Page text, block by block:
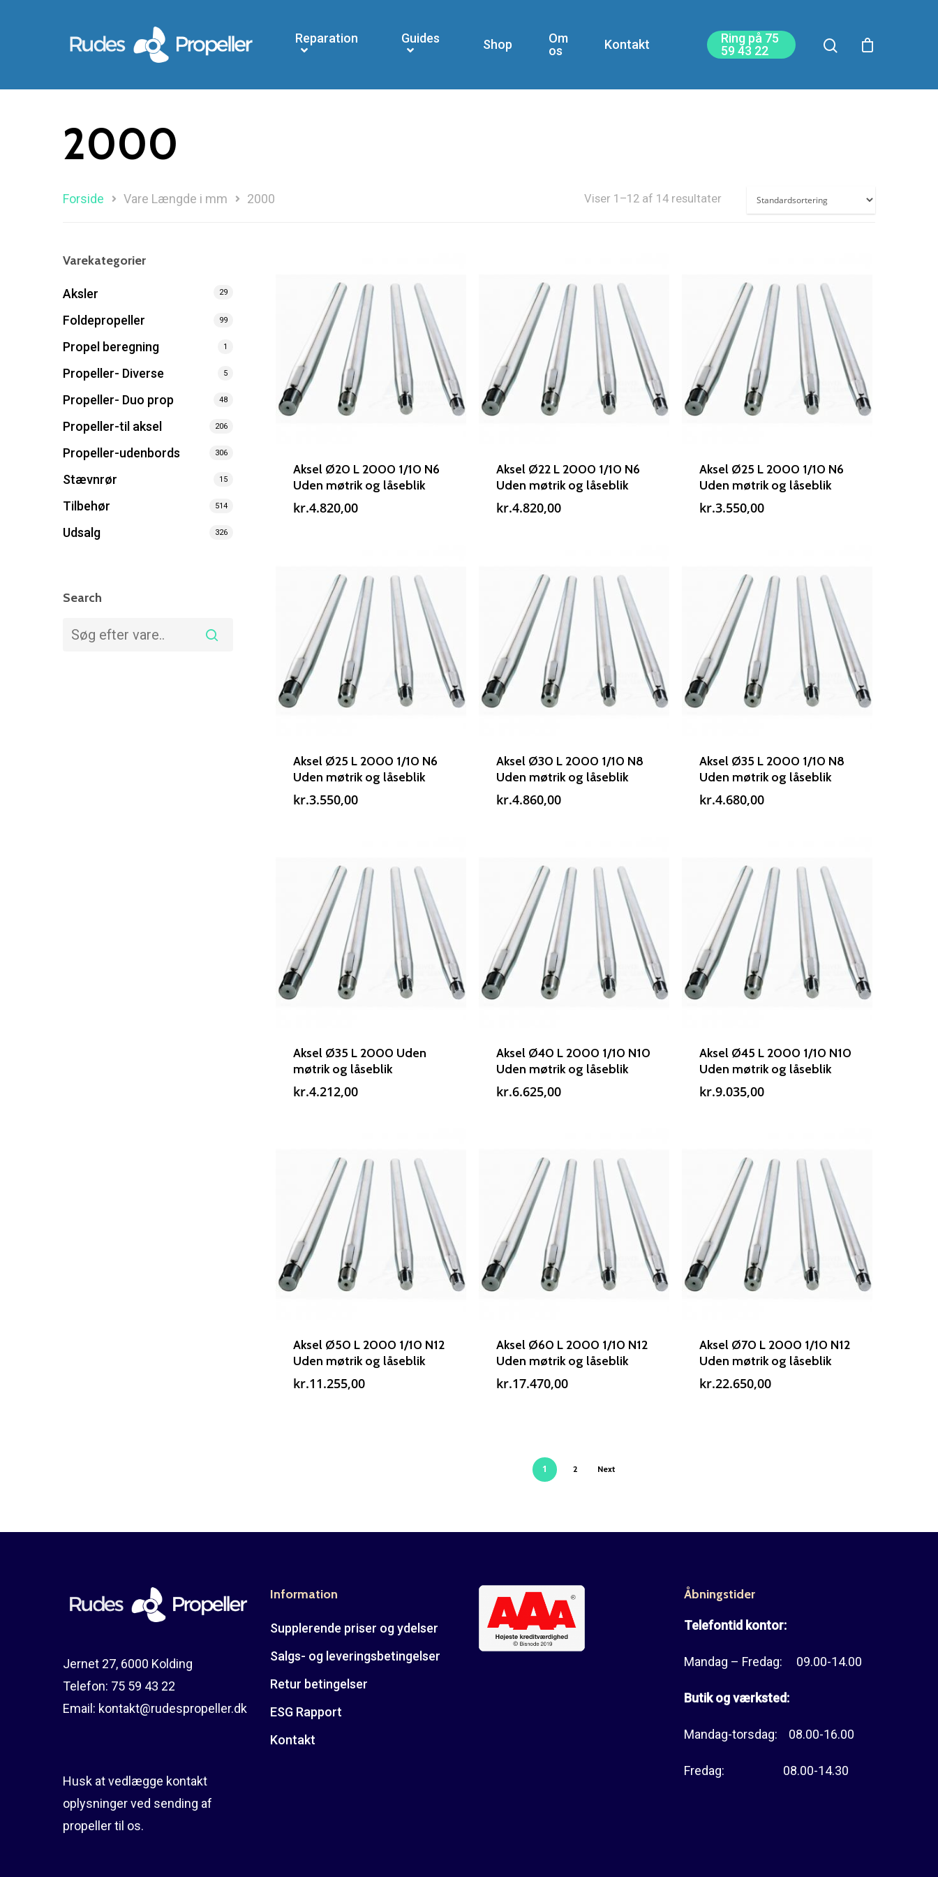
Søg efter et produkt, og tryk på enter
Reparation Guides Shop
Om
os
Kontakt
Ring på 75
59 43 22
2000
Viser 1–12 af 14 resultater
Forside Vare Længde i mm 2000
Varekategorier
Aksler 29
Foldepropeller 99
Propel beregning 1
Propeller- Diverse 5
Propeller- Duo prop 48
Propeller-til aksel 206
Propeller-udenbords 306
Stævnrør 15
Tilbehør 514
Udsalg 326
Search
Aksel Ø20 L 2000 1/10 N6
Uden møtrik og låseblik
kr.4.820,00
Aksel Ø22 L 2000 1/10 N6
Uden møtrik og låseblik
kr.4.820,00
Aksel Ø25 L 2000 1/10 N6
Uden møtrik og låseblik
kr.3.550,00
Aksel Ø25 L 2000 1/10 N6
Uden møtrik og låseblik
kr.3.550,00
Aksel Ø30 L 2000 1/10 N8
Uden møtrik og låseblik
kr.4.860,00
Aksel Ø35 L 2000 1/10 N8
Uden møtrik og låseblik
kr.4.680,00
Aksel Ø35 L 2000 Uden
møtrik og låseblik
kr.4.212,00
Aksel Ø40 L 2000 1/10 N10
Uden møtrik og låseblik
kr.6.625,00
Aksel Ø45 L 2000 1/10 N10
Uden møtrik og låseblik
kr.9.035,00
Aksel Ø50 L 2000 1/10 N12
Uden møtrik og låseblik
kr.11.255,00
Aksel Ø60 L 2000 1/10 N12
Uden møtrik og låseblik
kr.17.470,00
Aksel Ø70 L 2000 1/10 N12
Uden møtrik og låseblik
kr.22.650,00
1 2 Next
Jernet 27, 6000 Kolding
Telefon: 75 59 43 22
Email: kontakt@rudespropeller.dk
Husk at vedlægge kontakt
oplysninger ved sending af
propeller til os.
Information
Supplerende priser og ydelser
Salgs- og leveringsbetingelser
Retur betingelser
ESG Rapport
Kontakt
Åbningstider
Telefontid kontor:
Mandag – Fredag: 09.00-14.00
Butik og værksted:
Mandag-torsdag: 08.00-16.00
Fredag: 08.00-14.30
Rudes Propeller
T: 75 59 43 22